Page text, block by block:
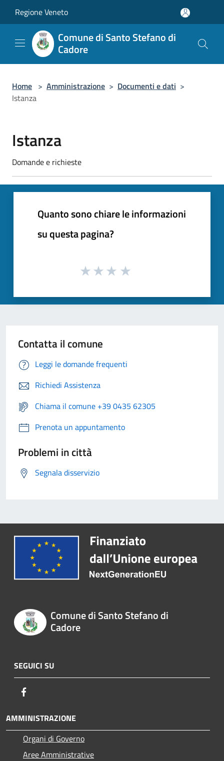
Regione Veneto
Comune di Santo Stefano di
Cadore
Home > Amministrazione > Documenti e dati >
Istanza
Istanza
Domande e richieste
Quanto sono chiare le informazioni
su questa pagina?
Contatta il comune
Leggi le domande frequenti
Richiedi Assistenza
Chiama il comune +39 0435 62305
Prenota un appuntamento
Problemi in città
Segnala disservizio
Comune di Santo Stefano di
Cadore
SEGUICI SU
AMMINISTRAZIONE
Organi di Governo
Aree Amministrative